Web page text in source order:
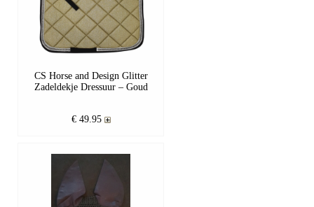
CS Horse and Design Glitter
Zadeldekje Dressuur – Goud
€ 49.95